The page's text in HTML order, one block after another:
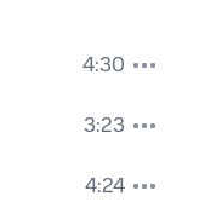
4:30
3:23
4:24